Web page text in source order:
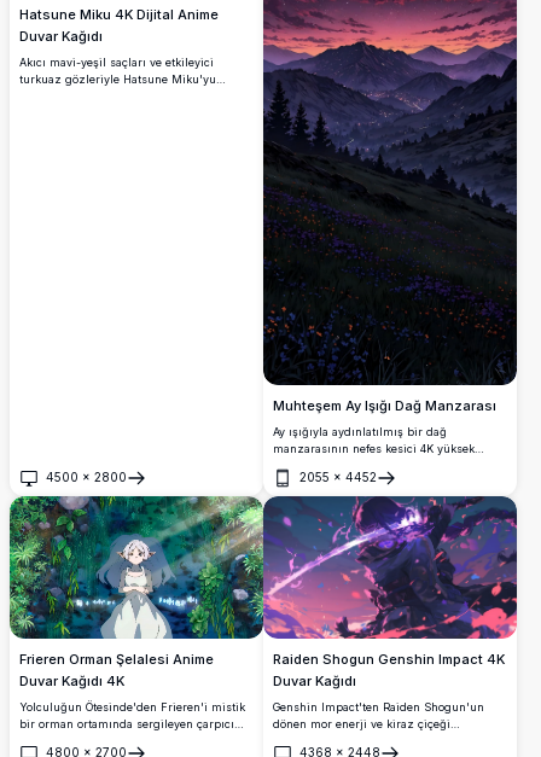
Hatsune Miku 4K Dijital Anime
Duvar Kağıdı
Akıcı mavi-yeşil saçları ve etkileyici
turkuaz gözleriyle Hatsune Miku'yu
4500 × 2800
Aç
Muhteşem Ay Işığı Dağ Manzarası
Ay ışığıyla aydınlatılmış bir dağ
manzarasının nefes kesici 4K yüksek
dolunay ile canlı bir gece gökyüzünü
sergiliyor. Sahne, yabani çiçeklerle
süslenmiş dalgalı tepeler, köy ışıklarının
parıldadığı sakin bir vadi ve yıldızlarla
dolu mor tonlu bir gökyüzünün altında
yükselen heybetli dağlar içeriyor. Doğa
severler ve sanat tutkunları için, duvar
kağıtları veya baskılar için çarpıcı, yüksek
kaliteli dijital bir sanat eseri arayanlar için
mükemmel.
2055 × 4452
Aç
Frieren Orman Şelalesi Anime
Duvar Kağıdı 4K
Yolculuğun Ötesinde'den Frieren'i mistik
bir orman ortamında sergileyen çarpıcı
4800 × 2700
Raiden Shogun Genshin Impact 4K
Duvar Kağıdı
Genshin Impact'ten Raiden Shogun'un
dönen mor enerji ve kiraz çiçeği
4368 × 2448